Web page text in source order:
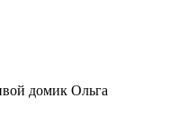
домик Ольга